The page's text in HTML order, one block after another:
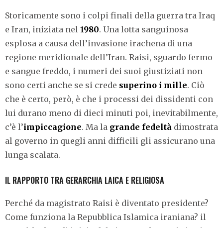
Storicamente sono i colpi finali della guerra tra Iraq
e Iran, iniziata nel 1980. Una lotta sanguinosa
esplosa a causa dell’invasione irachena di una
regione meridionale dell’Iran. Raisi, sguardo fermo
e sangue freddo, i numeri dei suoi giustiziati non
sono certi anche se si crede superino i mille. Ciò
che è certo, però, è che i processi dei dissidenti con
lui durano meno di dieci minuti poi, inevitabilmente,
c’è l’impiccagione. Ma la grande fedeltà dimostrata
al governo in quegli anni difficili gli assicurano una
lunga scalata.
IL RAPPORTO TRA GERARCHIA LAICA E RELIGIOSA
Perché da magistrato Raisi è diventato presidente?
Come funziona la Repubblica Islamica iraniana? il